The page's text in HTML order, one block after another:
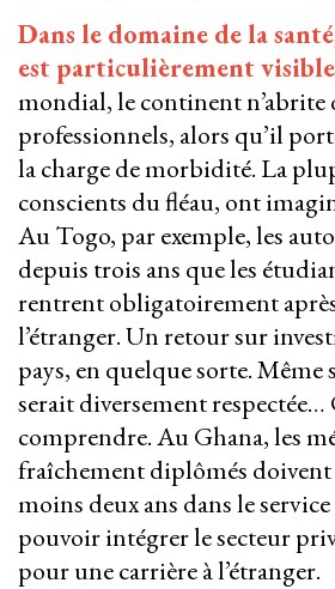
Dans le domaine de la
est particulièrement
mondial, le continent n’abrite
professionnels, alors qu’il
la charge de morbidité. La
conscients du fléau, ont
Au Togo, par exemple, les
depuis trois ans que les
rentrent obligatoirement
l’étranger. Un retour sur
pays, en quelque sorte. Même
serait diversement respectée…
comprendre. Au Ghana, les
fraîchement diplômés
moins deux ans dans le
pouvoir intégrer le secteur
pour une carrière à l’étranger.